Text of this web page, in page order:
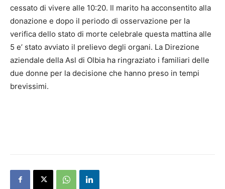
cessato di vivere alle 10:20. Il marito ha acconsentito alla
donazione e dopo il periodo di osservazione per la
verifica dello stato di morte celebrale questa mattina alle
5 e’ stato avviato il prelievo degli organi. La Direzione
aziendale della Asl di Olbia ha ringraziato i familiari delle
due donne per la decisione che hanno preso in tempi
brevissimi.